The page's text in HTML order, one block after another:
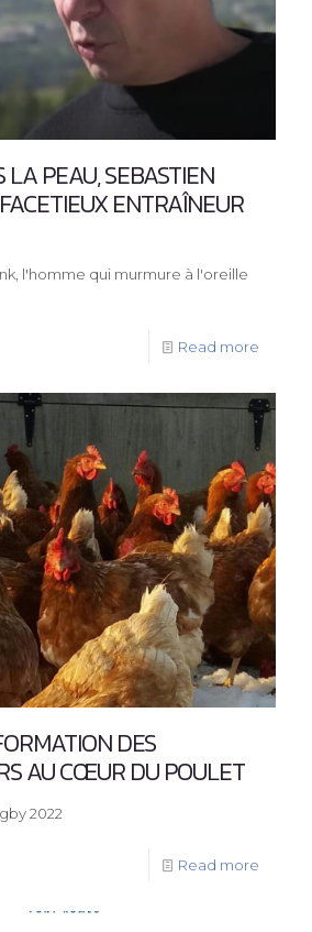
LA PEAU, SEBASTIEN
ENTRAÎNEUR
l'homme qui murmure à l'oreille
Read more
DES
AU CŒUR DU POULET
2022
Read more